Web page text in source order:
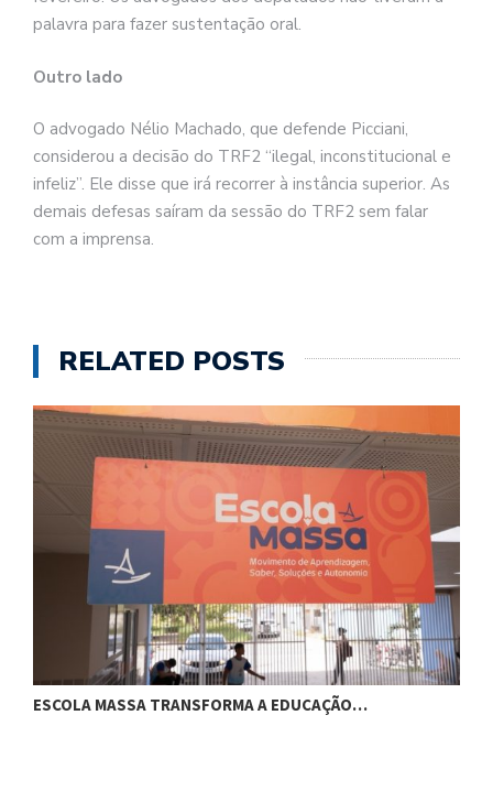
palavra para fazer sustentação oral.
Outro lado
O advogado Nélio Machado, que defende Picciani,
considerou a decisão do TRF2 “ilegal, inconstitucional e
infeliz”. Ele disse que irá recorrer à instância superior. As
demais defesas saíram da sessão do TRF2 sem falar
com a imprensa.
RELATED POSTS
ESCOLA MASSA TRANSFORMA A EDUCAÇÃO…